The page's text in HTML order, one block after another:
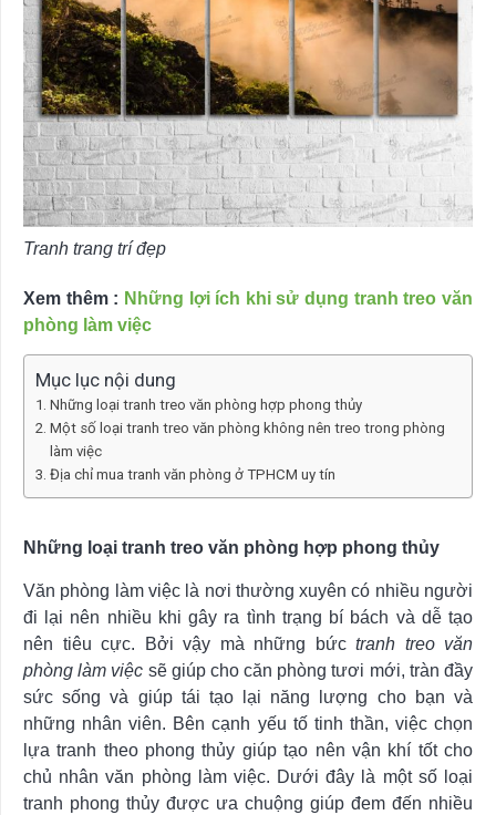
Tranh trang trí đẹp
Xem thêm : Những lợi ích khi sử dụng tranh treo văn
phòng làm việc
Mục lục nội dung
Những loại tranh treo văn phòng hợp phong thủy
Một số loại tranh treo văn phòng không nên treo trong phòng
làm việc
Địa chỉ mua tranh văn phòng ở TPHCM uy tín
Những loại tranh treo văn phòng hợp phong thủy
Văn phòng làm việc là nơi thường xuyên có nhiều người
đi lại nên nhiều khi gây ra tình trạng bí bách và dễ tạo
nên tiêu cực. Bởi vậy mà những bức tranh treo văn
phòng làm việc sẽ giúp cho căn phòng tươi mới, tràn đầy
sức sống và giúp tái tạo lại năng lượng cho bạn và
những nhân viên. Bên cạnh yếu tố tinh thần, việc chọn
lựa tranh theo phong thủy giúp tạo nên vận khí tốt cho
chủ nhân văn phòng làm việc. Dưới đây là một số loại
tranh phong thủy được ưa chuộng giúp đem đến nhiều